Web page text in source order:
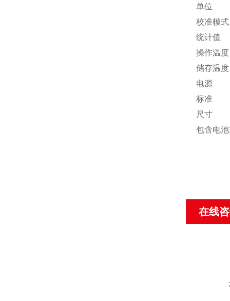
单位
校准模式
统计值
操作温度
储存温度
电源
标准
尺寸
包含电
在线